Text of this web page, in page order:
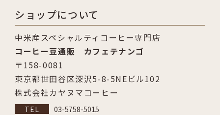
ショップについて
中米産スペシャルティコーヒー専門店
コーヒー豆通販 カフェテナンゴ
〒158-0081
東京都世田谷区深沢5-8-5NEビル102
株式会社カヤヌマコーヒー
03-5758-5015